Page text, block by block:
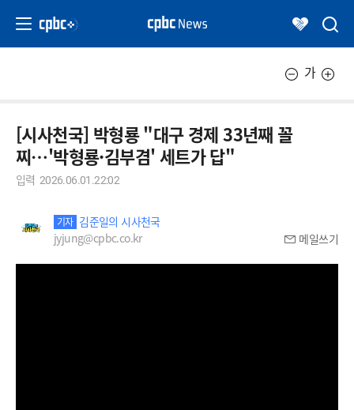
가
[시사천국] 박형룡 "대구 경제 33년째 꼴
찌…'박형룡·김부겸' 세트가 답"
입력 2026.06.01.22:02
기자 김준일의 시사천국
jyjung@cpbc.co.kr
메일쓰기